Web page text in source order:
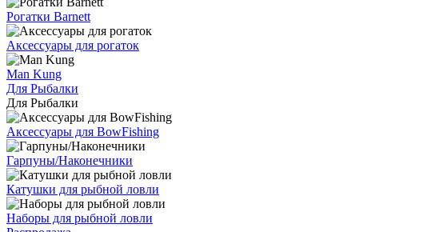
Рогатки Barnett
Аксессуары для рогаток
Man Kung
Для Рыбалки
Для Рыбалки
Аксессуары для BowFishing
Гарпуны/Наконечники
Катушки для рыбной ловли
Наборы для рыбной ловли